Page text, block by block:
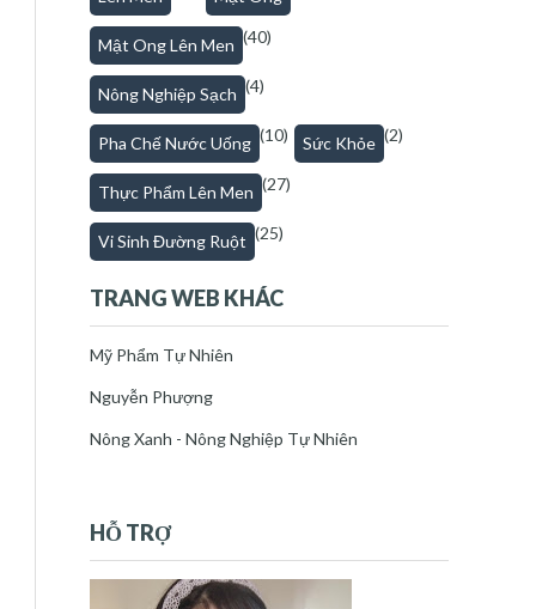
Mật Ong Lên Men (40)
Nông Nghiệp Sạch (4)
Pha Chế Nước Uống (10) Sức Khỏe (2)
Thực Phẩm Lên Men (27)
Vi Sinh Đường Ruột (25)
TRANG WEB KHÁC
Mỹ Phẩm Tự Nhiên
Nguyễn Phượng
Nông Xanh - Nông Nghiệp Tự Nhiên
HỖ TRỢ